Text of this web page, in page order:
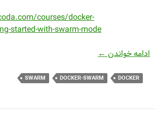
courses/docker-
started-with-swarm-mode
ادامه خواندنچند قدم با Docker Swarm – قسمت اول
←
DOCKER
DOCKER-SWARM
SWARM